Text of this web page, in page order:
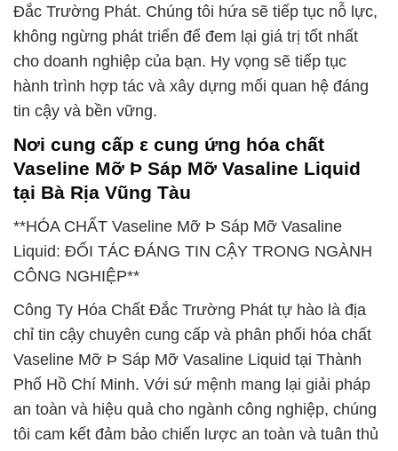
Đắc Trường Phát. Chúng tôi hứa sẽ tiếp tục nỗ lực,
không ngừng phát triển để đem lại giá trị tốt nhất
cho doanh nghiệp của bạn. Hy vọng sẽ tiếp tục
hành trình hợp tác và xây dựng mối quan hệ đáng
tin cậy và bền vững.
Nơi cung cấp ε cung ứng hóa chất
Vaseline Mỡ Þ Sáp Mỡ Vasaline Liquid
tại Bà Rịa Vũng Tàu
**HÓA CHẤT Vaseline Mỡ Þ Sáp Mỡ Vasaline
Liquid: ĐỐI TÁC ĐÁNG TIN CẬY TRONG NGÀNH
CÔNG NGHIỆP**
Công Ty Hóa Chất Đắc Trường Phát tự hào là địa
chỉ tin cậy chuyên cung cấp và phân phối hóa chất
Vaseline Mỡ Þ Sáp Mỡ Vasaline Liquid tại Thành
Phố Hồ Chí Minh. Với sứ mệnh mang lại giải pháp
an toàn và hiệu quả cho ngành công nghiệp, chúng
tôi cam kết đảm bảo chiến lược an toàn và tuân thủ